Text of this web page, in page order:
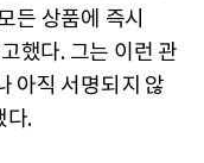
든 상품에 즉시
했다. 그는 이런 관
아직 서명되지 않
다.